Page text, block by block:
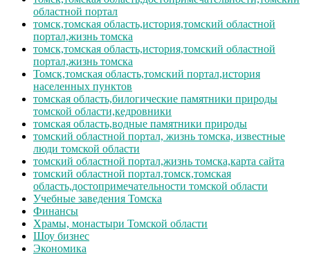
областной портал
томск,томская область,история,томский областной
портал,жизнь томска
томск,томская область,история,томский областной
портал,жизнь томска
Томск,томская область,томский портал,история
населенных пунктов
томская область,билогические памятники природы
томской области,кедровники
томская область,водные памятники природы
томский областной портал, жизнь томска, известные
люди томской области
томский областной портал,жизнь томска,карта сайта
томский областной портал,томск,томская
область,достопримечательности томской области
Учебные заведения Томска
Финансы
Храмы, монастыри Томской области
Шоу бизнес
Экономика